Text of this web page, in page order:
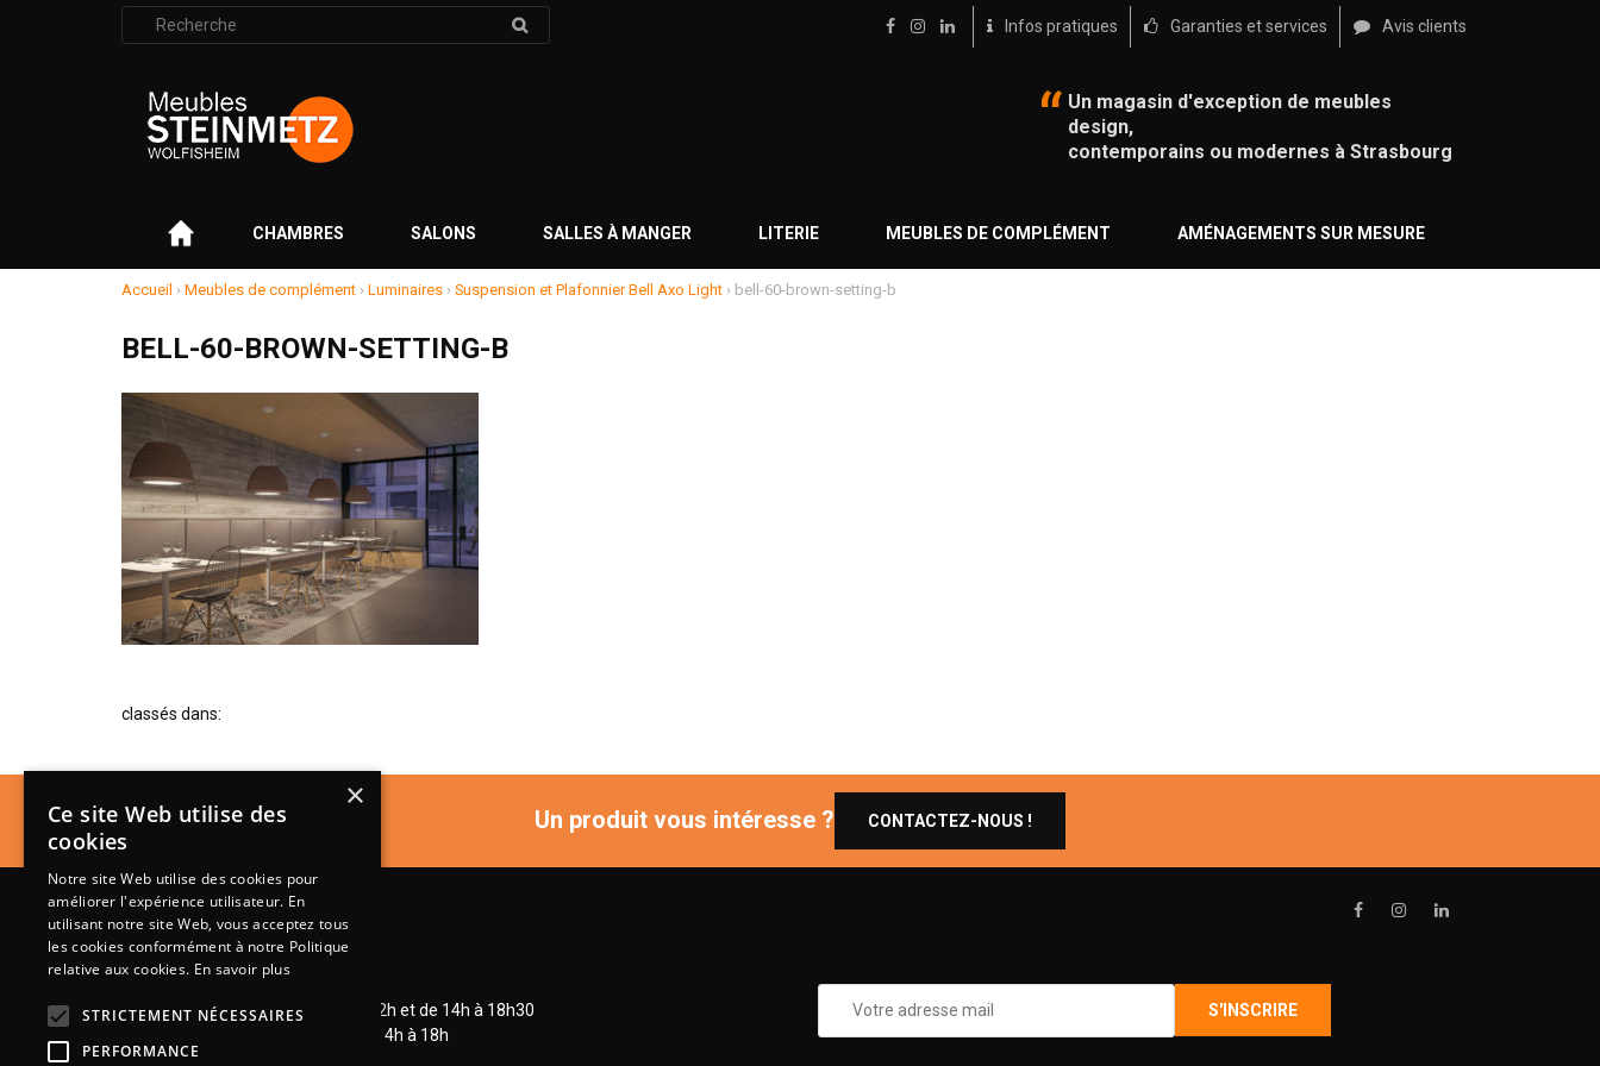
Rechercher
:
Infos pratiques Garanties et services Avis clients
Un magasin d'exception de meubles
design,
contemporains ou modernes à Strasbourg
CHAMBRES SALONS SALLES À MANGER LITERIE MEUBLES DE COMPLÉMENT AMÉNAGEMENTS SUR MESURE
Accueil › Meubles de complément › Luminaires › Suspension et Plafonnier Bell Axo Light › bell-60-brown-setting-b
BELL-60-BROWN-SETTING-B
classés dans:
Un produit vous intéresse ? CONTACTEZ-NOUS !
Mardi à vendredi de 9h à 12h et de 14h à 18h30
Samedi de 9h à 12h et de 14h à 18h
×
Ce site Web utilise des
cookies
Notre site Web utilise des cookies pour
améliorer l'expérience utilisateur. En
utilisant notre site Web, vous acceptez tous
les cookies conformément à notre Politique
relative aux cookies. En savoir plus
STRICTEMENT NÉCESSAIRES
PERFORMANCE